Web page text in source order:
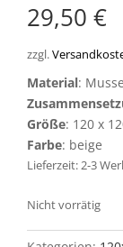
29,50 €
zzgl.
Material:
Größe: 120 x
Farbe: beige
Lieferzeit: 2-3
Nicht vorrätig